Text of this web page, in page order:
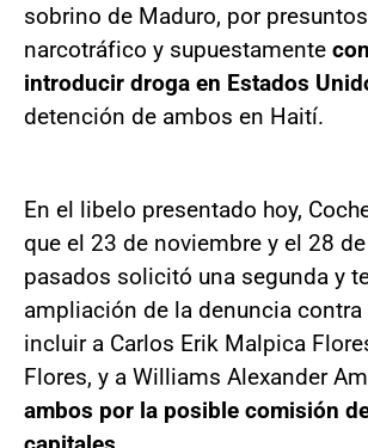
sobrino de Maduro, por
narcotráfico y supuestamente
introducir droga en Estados
detención de ambos en Haití.
En el libelo presentado hoy,
que el 23 de noviembre y el 28
pasados solicitó una segunda y
ampliación de la denuncia contra
incluir a Carlos Erik Malpica
Flores, y a Williams Alexander
ambos por la posible comisión